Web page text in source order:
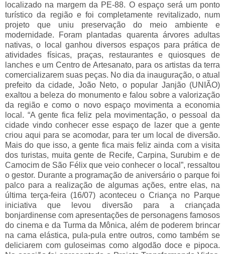
localizado na margem da PE-88. O espaço será um ponto
turístico da região e foi completamente revitalizado, num
projeto que uniu preservação do meio ambiente e
modernidade. Foram plantadas quarenta árvores adultas
nativas, o local ganhou diversos espaços para prática de
atividades físicas, praças, restaurantes e quiosques de
lanches e um Centro de Artesanato, para os artistas da terra
comercializarem suas peças. No dia da inauguração, o atual
prefeito da cidade, João Neto, o popular Janjão (UNIÃO)
exaltou a beleza do monumento e falou sobre a valorização
da região e como o novo espaço movimenta a economia
local. “A gente fica feliz pela movimentação, o pessoal da
cidade vindo conhecer esse espaço de lazer que a gente
criou aqui para se acomodar, para ter um local de diversão.
Mais do que isso, a gente fica mais feliz ainda com a visita
dos turistas, muita gente de Recife, Carpina, Surubim e de
Camocim de São Félix que veio conhecer o local”, ressaltou
o gestor. Durante a programação de aniversário o parque foi
palco para a realização de algumas ações, entre elas, na
última terça-feira (16/07) aconteceu o Criança no Parque
iniciativa que levou diversão para a criançada
bonjardinense com apresentações de personagens famosos
do cinema e da Turma da Mônica, além de poderem brincar
na cama elástica, pula-pula entre outros, como também se
deliciarem com guloseimas como algodão doce e pipoca.